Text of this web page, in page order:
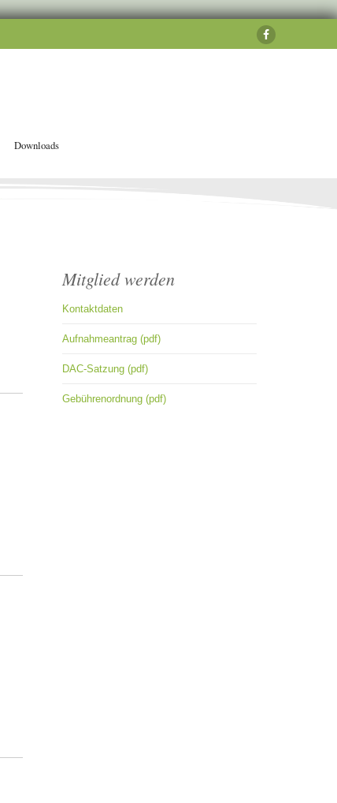
Downloads
Mitglied werden
Kontaktdaten
Aufnahmeantrag (pdf)
DAC-Satzung (pdf)
Gebührenordnung (pdf)